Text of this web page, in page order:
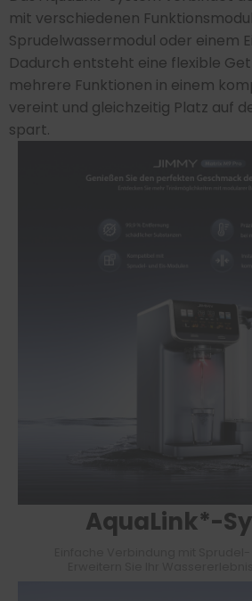
mit verschiedenen
Sprudelwassermodul oder einem
Dadurch entsteht eine flexible
mehrere Funktionen in einem
vereint und gleichzeitig Platz auf
spart.
AquaLink*-